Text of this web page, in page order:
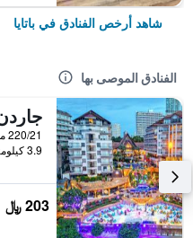
شاهد أرخص الفنادق في باتايا
الفنادق الموصى بها
3.9 كيلومتر عن وسط المدينة
203 ﷼